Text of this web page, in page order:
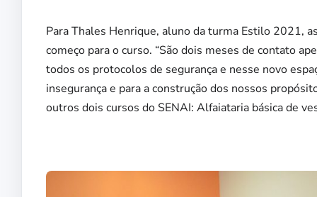
Para Thales Henrique, aluno da turma Estilo 2021,
começo para o curso. “São dois meses de contato
todos os protocolos de segurança e nesse novo
insegurança e para a construção dos nossos
outros dois cursos do SENAI: Alfaiataria básica de